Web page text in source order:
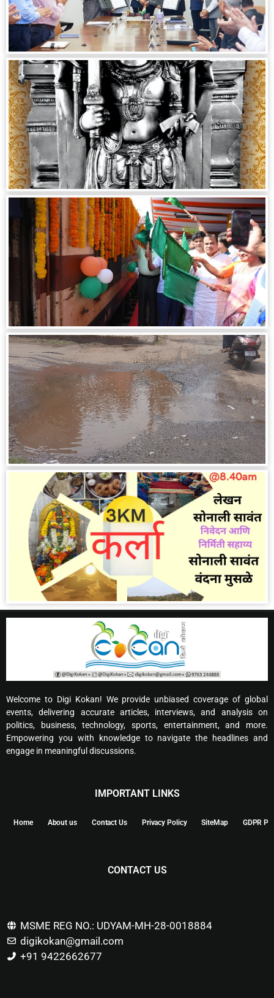
Welcome to Digi Kokan! We provide unbiased coverage of global
events, delivering accurate articles, interviews, and analysis on
politics, business, technology, sports, entertainment, and more.
Empowering you with knowledge to navigate the headlines and
engage in meaningful discussions.
IMPORTANT LINKS
Home About us Contact Us Privacy Policy SiteMap GDPR
CONTACT US
MSME REG NO.: UDYAM-MH-28-0018884
digikokan@gmail.com
+91 9422662677